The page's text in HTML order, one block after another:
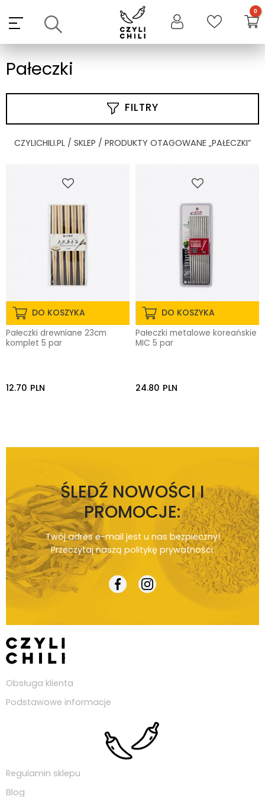
content
Pałeczki
FILTRY
CZYLICHILI.PL / SKLEP / PRODUKTY OTAGOWANE „PAŁECZKI”
DO KOSZYKA
Pałeczki drewniane 23cm
komplet 5 par
12.70 PLN
DO KOSZYKA
Pałeczki metalowe koreańskie
MIC 5 par
24.80 PLN
ŚLEDŹ NOWOŚCI I
PROMOCJE:
Twój adres e-mail jest u nas bezpieczny!
Przeczytaj naszą politykę prywatności.
Obsługa klienta
Podstawowe informacje
Regulamin sklepu
Blog